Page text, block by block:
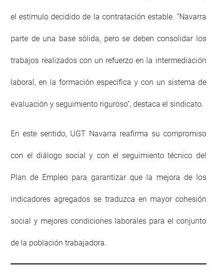
el estímulo decidido de la contratación estable. “Navarra
parte de una base sólida, pero se deben consolidar los
trabajos realizados con un refuerzo en la intermediación
laboral, en la formación específica y con un sistema de
evaluación y seguimiento riguroso”, destaca el sindicato.
En este sentido, UGT Navarra reafirma su compromiso
con el diálogo social y con el seguimiento técnico del
Plan de Empleo para garantizar que la mejora de los
indicadores agregados se traduzca en mayor cohesión
social y mejores condiciones laborales para el conjunto
de la población trabajadora.